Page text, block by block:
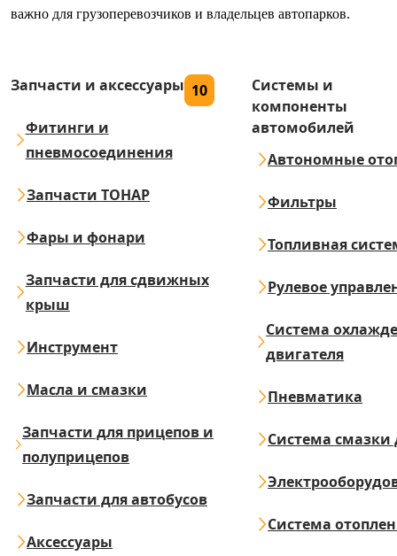
важно для грузоперевозчиков и владельцев автопарков.
Запчасти и аксессуары 10
Фитинги и
пневмосоединения
Запчасти ТОНАР
Фары и фонари
Запчасти для сдвижных
крыш
Инструмент
Масла и смазки
Запчасти для прицепов и
полуприцепов
Запчасти для автобусов
Аксессуары
Системы и
компоненты
автомобилей
Автономные
Фильтры
Топливная
Рулевое
Система
двигателя
Пневматика
Система смазки
Система